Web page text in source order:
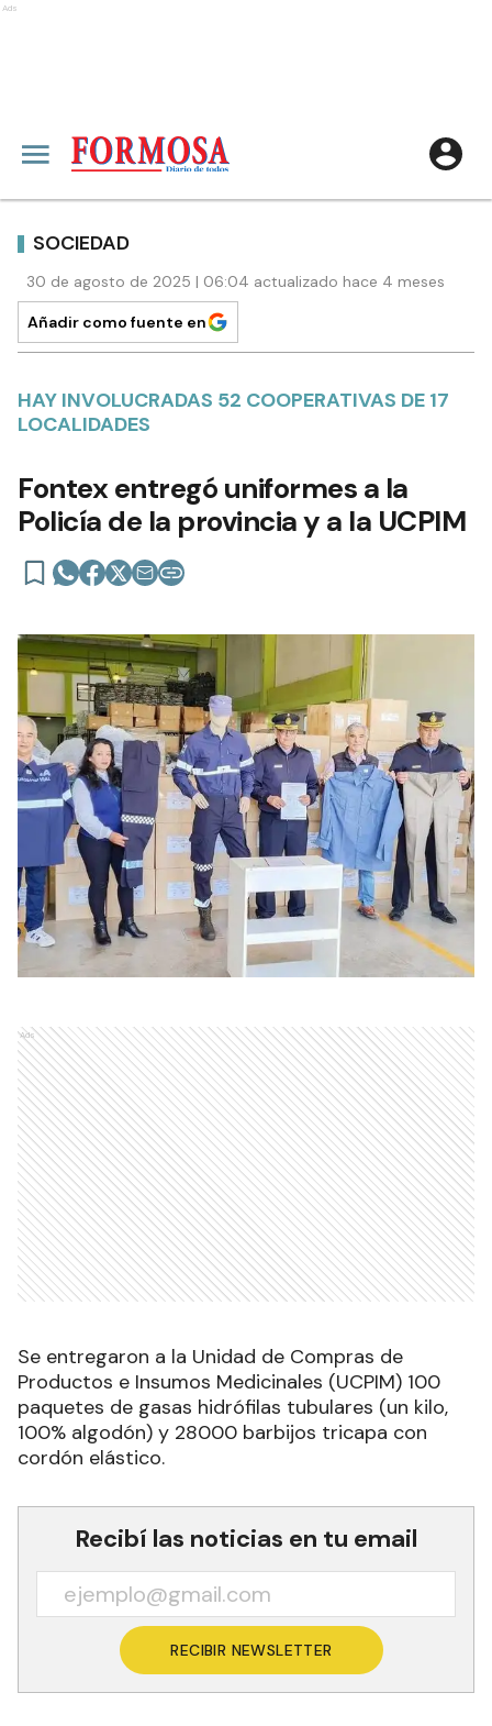
Ads
SOCIEDAD
30 de agosto de 2025 | 06:04 actualizado hace 4 meses
Añadir como fuente en
HAY INVOLUCRADAS 52 COOPERATIVAS DE 17
LOCALIDADES
Fontex entregó uniformes a la
Policía de la provincia y a la UCPIM
Ads
Se entregaron a la Unidad de Compras de
Productos e Insumos Medicinales (UCPIM) 100
paquetes de gasas hidrófilas tubulares (un kilo,
100% algodón) y 28000 barbijos tricapa con
cordón elástico.
Recibí las noticias en tu email
RECIBIR NEWSLETTER